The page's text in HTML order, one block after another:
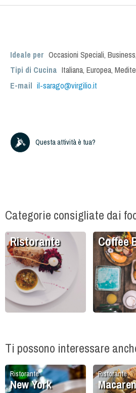
Ideale per Occasioni Speciali, Business,
Tipi di Cucina Italiana, Europea,
E-mail il-sarago@virgilio.it
Questa attività è tua?
Categorie consigliate dai
Ristorante Coffee
Ti possono interessare
Ristorante
New York
Ristorante